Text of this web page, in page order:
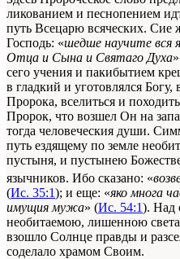
ликованием и песнопением
путь Всецарю всяческих. Сие
Господь: «шедше научите вся
Отца и Сына и Святаго Духа
сего учения и пакибытием
в гладкий и уготовлялся Богу,
Пророка, вселиться и
Пророк, что возшел Он на
тогда человеческия души.
путь ездящему по земле
пустыня, и пустынею
язычников. Ибо сказано: «
(Ис. 35:1); и еще: «яко многа
имущия мужа» (Ис. 54:1). Над
необитаемою, лишенною
взошло Солнце правды и
соделало храмом Своим.